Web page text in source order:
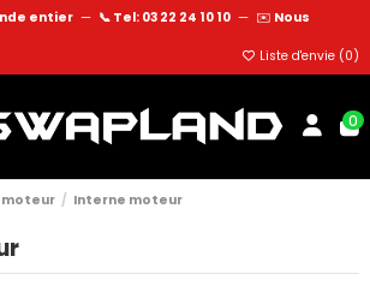
entier — 📞 Tel: 03 22 24 10 10 — ✉️ Nous
Liste d'envie (0)
0
moteur Interne moteur